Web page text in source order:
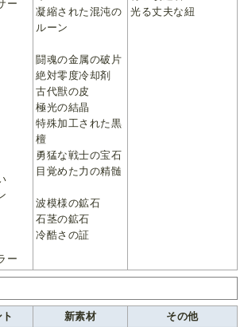
ー
ー
凝縮された混沌の
ルーン
闘魂の金属の破片
絶対零度冷却剤
古代獣の皮
極光の結晶
特殊加工された黒
檀
勇猛な戦士の宝石
目覚めた力の精髄
波模様の鉱石
石茎の鉱石
冷酷さの証
光る丈夫な紐
新素材 その他